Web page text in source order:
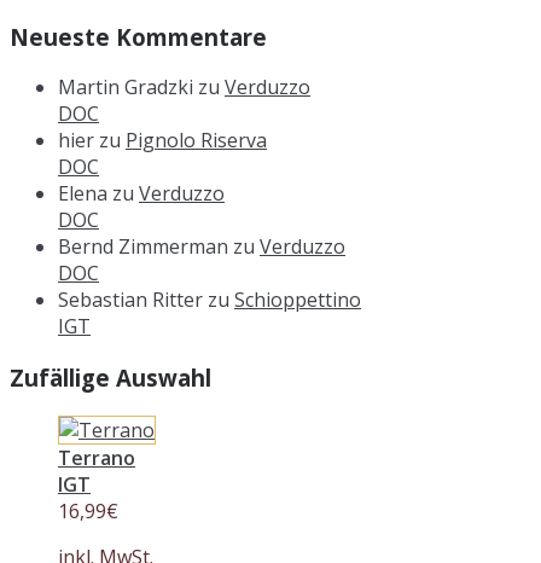
Neueste Kommentare
Martin Gradzki zu Verduzzo
DOC
hier zu Pignolo Riserva
DOC
Elena zu Verduzzo
DOC
Bernd Zimmerman zu Verduzzo
DOC
Sebastian Ritter zu Schioppettino
IGT
Zufällige Auswahl
Terrano
IGT
16,99€
inkl. MwSt.